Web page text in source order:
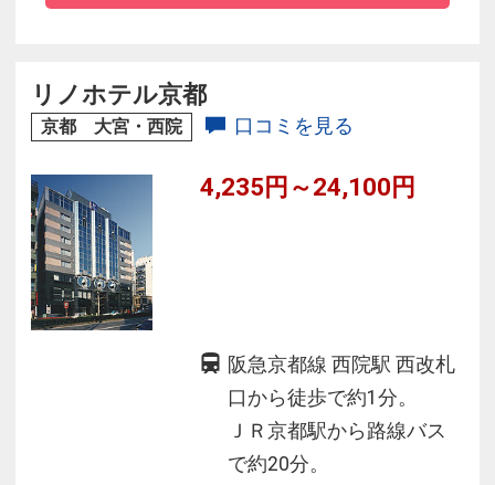
ご提供。
■全室禁煙
料♪
リノホテル京都
京都 大宮・西院 口コミを見る
4,235円～24,100円
阪急京都線 西院駅 西改札
口から徒歩で約1分。
ＪＲ京都駅から路線バス
で約20分。